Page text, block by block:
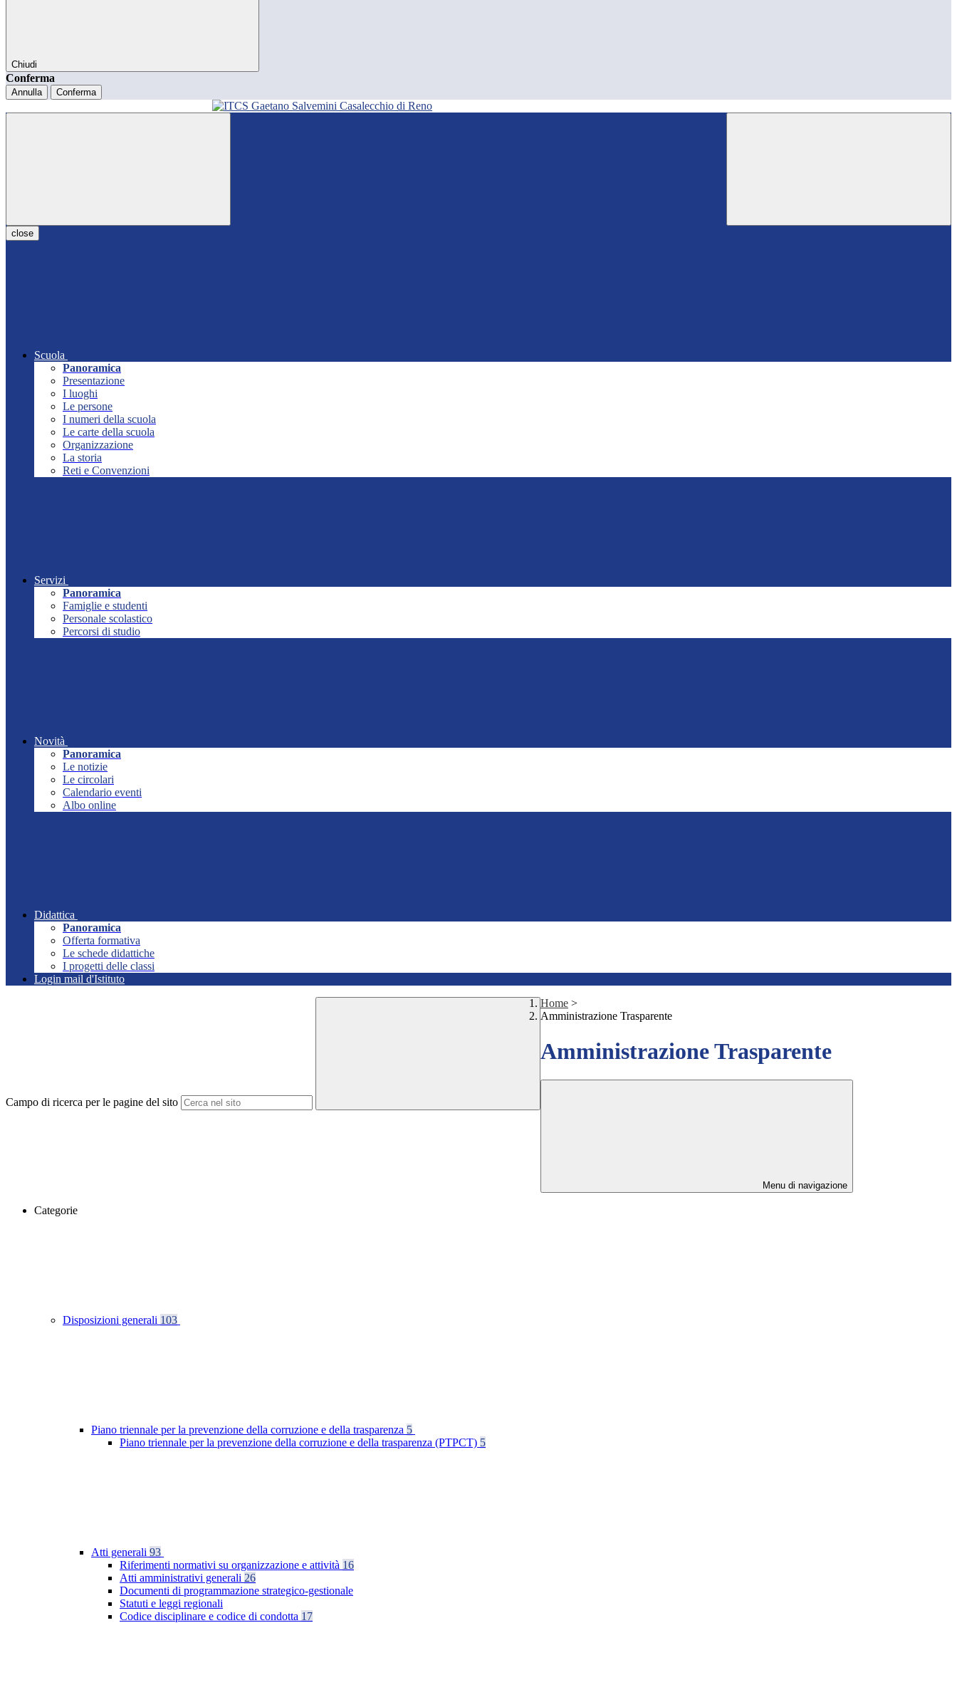
Chiudi
Conferma
Annulla Conferma
close
Scuola
Panoramica
Presentazione
I luoghi
Le persone
I numeri della scuola
Le carte della scuola
Organizzazione
La storia
Reti e Convenzioni
Servizi
Panoramica
Famiglie e studenti
Personale scolastico
Percorsi di studio
Novità
Panoramica
Le notizie
Le circolari
Calendario eventi
Albo online
Didattica
Panoramica
Offerta formativa
Le schede didattiche
I progetti delle classi
Login mail d'Istituto
Campo di ricerca per le pagine del sito
Home >
Amministrazione Trasparente
Amministrazione Trasparente
Menu di navigazione
Categorie
Disposizioni generali 103
Piano triennale per la prevenzione della corruzione e della trasparenza 5
Piano triennale per la prevenzione della corruzione e della trasparenza (PTPCT) 5
Atti generali 93
Riferimenti normativi su organizzazione e attività 16
Atti amministrativi generali 26
Documenti di programmazione strategico-gestionale
Statuti e leggi regionali
Codice disciplinare e codice di condotta 17